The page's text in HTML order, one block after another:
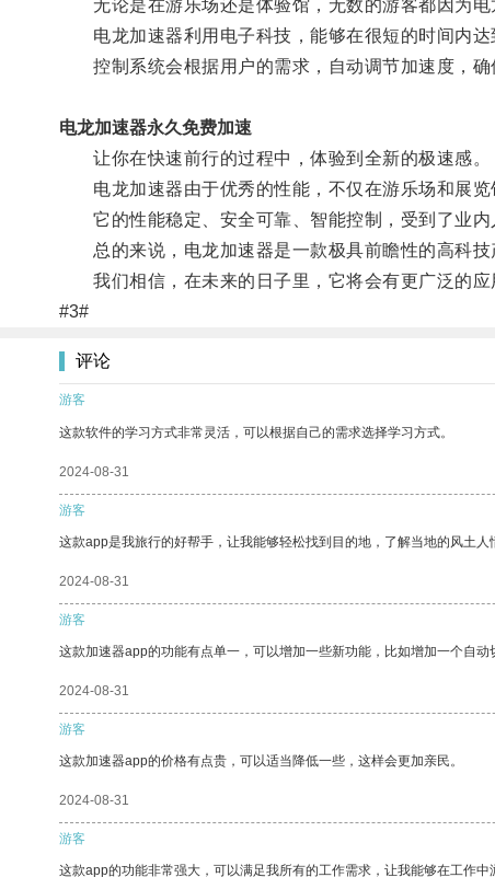
无论是在游乐场还是体验馆，无数的游客都因为电
电龙加速器利用电子科技，能够在很短的时间内达
控制系统会根据用户的需求，自动调节加速度，确
电龙加速器永久免费加速
让你在快速前行的过程中，体验到全新的极速感。
电龙加速器由于优秀的性能，不仅在游乐场和展览
它的性能稳定、安全可靠、智能控制，受到了业内
总的来说，电龙加速器是一款极具前瞻性的高科技
我们相信，在未来的日子里，它将会有更广泛的应
#3#
评论
游客
这款软件的学习方式非常灵活，可以根据自己的需求选择学习方式。
2024-08-31
游客
这款app是我旅行的好帮手，让我能够轻松找到目的地，了解当地的风土人
2024-08-31
游客
这款加速器app的功能有点单一，可以增加一些新功能，比如增加一个自动
2024-08-31
游客
这款加速器app的价格有点贵，可以适当降低一些，这样会更加亲民。
2024-08-31
游客
这款app的功能非常强大，可以满足我所有的工作需求，让我能够在工作中